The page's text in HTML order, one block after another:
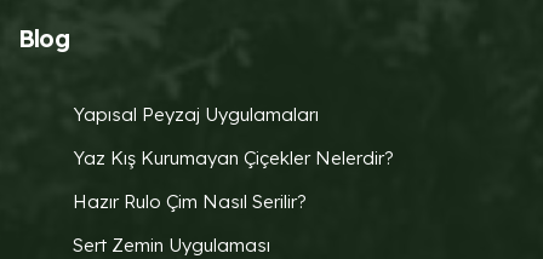
Blog
Yapısal Peyzaj Uygulamaları
Yaz Kış Kurumayan Çiçekler Nelerdir?
Hazır Rulo Çim Nasıl Serilir?
Sert Zemin Uygulaması